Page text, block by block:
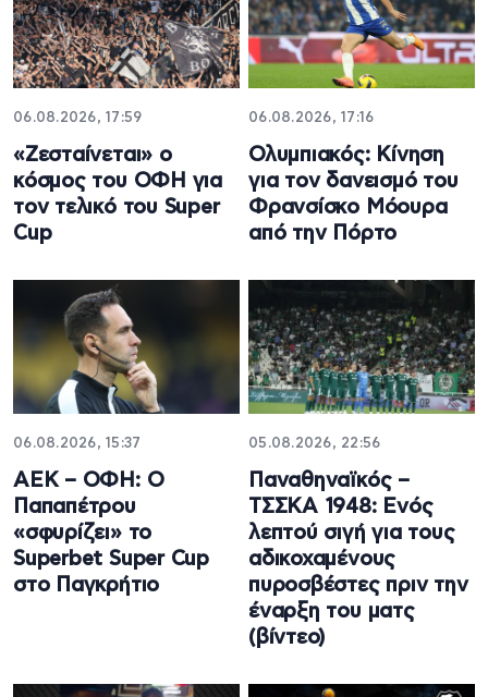
06.08.2026, 17:59
«Ζεσταίνεται» ο
κόσμος του ΟΦΗ για
τον τελικό του Super
Cup
06.08.2026, 17:16
Ολυμπιακός: Κίνηση
για τον δανεισμό του
Φρανσίσκο Μόουρα
από την Πόρτο
06.08.2026, 15:37
ΑΕΚ – ΟΦΗ: Ο
Παπαπέτρου
«σφυρίζει» το
Superbet Super Cup
στο Παγκρήτιο
05.08.2026, 22:56
Παναθηναϊκός –
ΤΣΣΚΑ 1948: Ενός
λεπτού σιγή για τους
αδικοχαμένους
πυροσβέστες πριν την
έναρξη του ματς
(βίντεο)